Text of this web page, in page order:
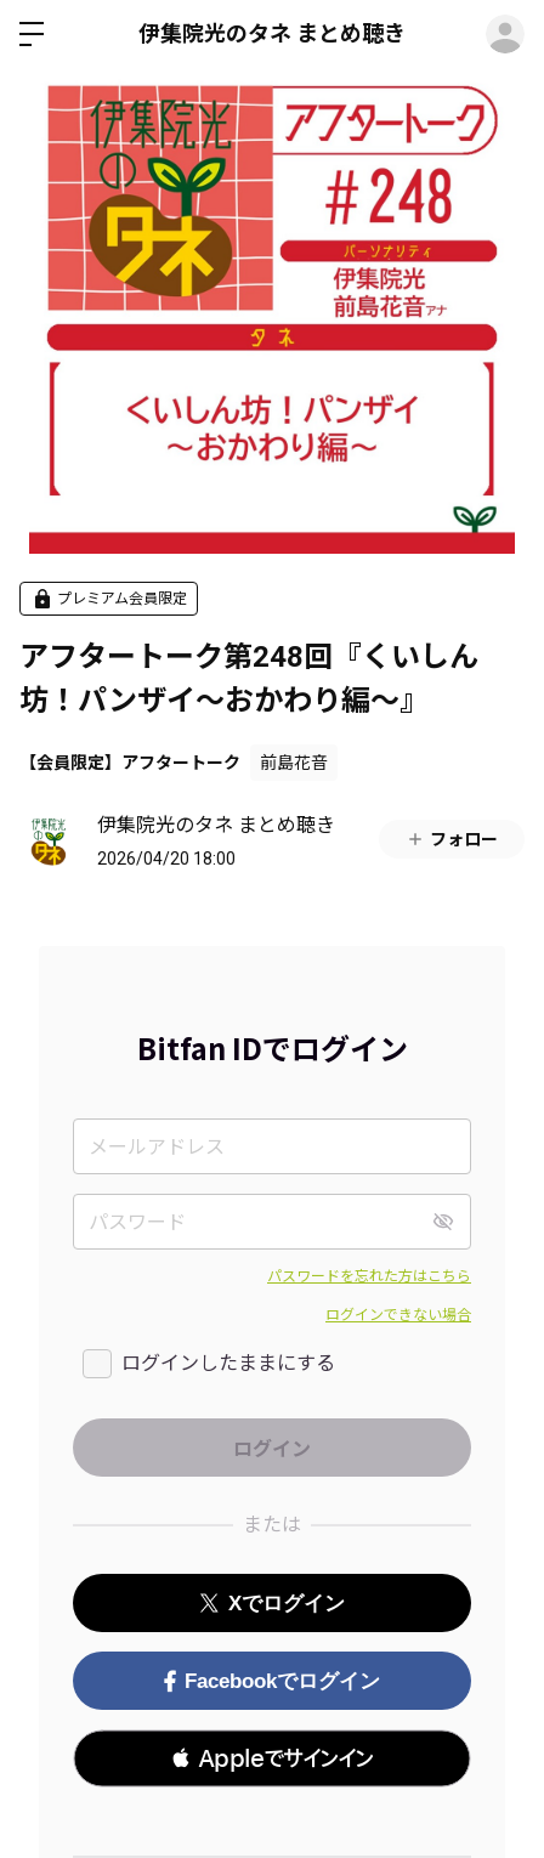
伊集院光のタネ まとめ聴き
プレミアム会員限定
アフタートーク第248回『くいしん
坊！パンザイ～おかわり編～』
【会員限定】アフタートーク 前島花音
伊集院光のタネ まとめ聴き
2026/04/20 18:00
フォロー
Bitfan IDでログイン
パスワードを忘れた方はこちら
ログインできない場合
ログインしたままにする
または
Xでログイン
Facebookでログイン
 Appleでサインイン